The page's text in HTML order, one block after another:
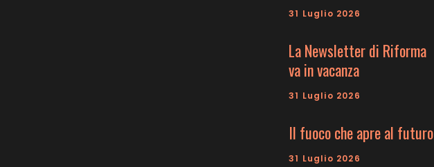
31 Luglio 2026
La Newsletter di Riforma
va in vacanza
31 Luglio 2026
Il fuoco che apre al futuro
31 Luglio 2026